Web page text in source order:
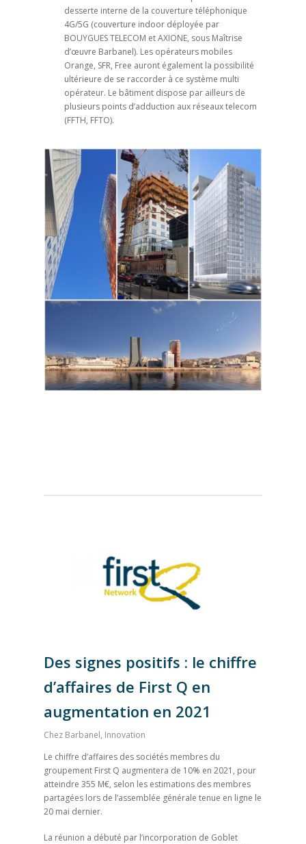
desserte interne de la couverture téléphonique
4G/5G (couverture indoor déployée par
BOUYGUES TELECOM et AXIONE, sous Maîtrise
d’œuvre Barbanel). Les opérateurs mobiles
Orange, SFR, Free auront également la possibilité
ultérieure de se raccorder à ce système multi
opérateur. Le bâtiment dispose par ailleurs de
plusieurs points d’adduction aux réseaux telecom
(FFTH, FFTO).
Des signes positifs : le chiffre
d’affaires de First Q en
augmentation en 2021
Chez Barbanel, Innovation
Le chiffre d’affaires des sociétés membres du
groupement First Q augmentera de 10% en 2021, pour
atteindre 355 M€, selon les estimations des membres
partagées lors de l’assemblée générale tenue en ligne le
20 mai dernier.
La réunion a débuté par l’incorporation de Goblet